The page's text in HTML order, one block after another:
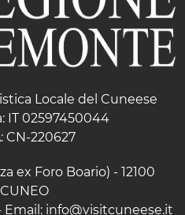
Locale del Cuneese
IT 02597450044
CN-220627
ex Foro Boario) - 12100
CUNEO
Email: info@visitcuneese.it